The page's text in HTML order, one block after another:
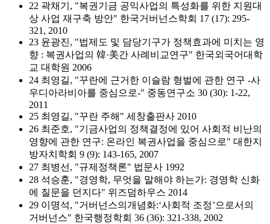
22 곽채기, "복권기금 공익사업의 특성화를 위한 지원대
상 사업 재구축 방안" 한국거버넌스학회 17 (17): 295-
321, 2010
23 윤광진, "법제도 및 담당기구가 정책효과에 미치는 영
향 : 복권사업의 韓·美간 사례비교연구" 한국외국어대학
교 대학원 2006
24 최영길, "꾸란에 근거한 이슬람 형벌에 관한 연구 -사
우디아라비아를 중심으로-" 중동연구소 30 (30): 1-22,
2011
25 최영길, "꾸란 주해" 세창출판사 2010
26 최준호, "기금사업의 정책결정에 있어 사회적 비난의
영향에 관한 연구: 온라인 복권사업을 중심으로" 대한지
방자치학회 9 (9): 143-165, 2007
27 최병선, "규제정책론" 법문사 1992
28 석승훈, "경영학, 무엇을 말해야 하는가: 경영학 신화
에 질문을 던지다" 위즈덤하우스 2014
29 이명석, "거버넌스의개념화:‘사회적 조정’으로서의
거버넌스" 한국행정학회 36 (36): 321-338, 2002